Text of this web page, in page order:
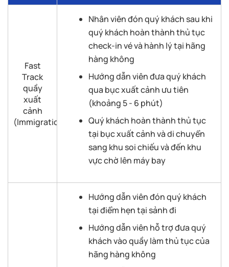
Fast
Track
quầy
xuất
cảnh
(Immigration)
Nhân viên đón quý khách sau khi
quý khách hoàn thành thủ tục
check-in vé và hành lý tại hãng
hàng không
Hướng dẫn viên đưa quý khách
qua bục xuất cảnh ưu tiên
(khoảng 5 - 6 phút)
Quý khách hoàn thành thủ tục
tại bục xuất cảnh và di chuyển
sang khu soi chiếu và đến khu
vực chờ lên máy bay
Hướng dẫn viên đón quý khách
tại điểm hẹn tại sảnh đi
Hướng dẫn viên hỗ trợ đưa quý
khách vào quầy làm thủ tục của
hãng hàng không